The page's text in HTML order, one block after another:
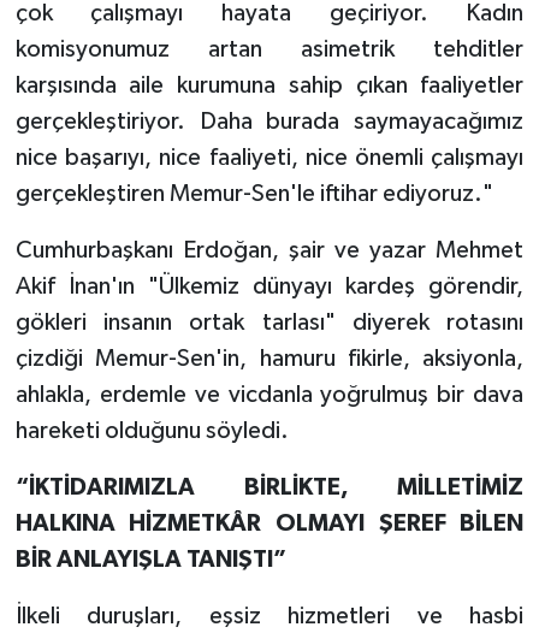
çok çalışmayı hayata geçiriyor. Kadın
komisyonumuz artan asimetrik tehditler
karşısında aile kurumuna sahip çıkan faaliyetler
gerçekleştiriyor. Daha burada saymayacağımız
nice başarıyı, nice faaliyeti, nice önemli çalışmayı
gerçekleştiren Memur-Sen'le iftihar ediyoruz."
Cumhurbaşkanı Erdoğan, şair ve yazar Mehmet
Akif İnan'ın "Ülkemiz dünyayı kardeş görendir,
gökleri insanın ortak tarlası" diyerek rotasını
çizdiği Memur-Sen'in, hamuru fikirle, aksiyonla,
ahlakla, erdemle ve vicdanla yoğrulmuş bir dava
hareketi olduğunu söyledi.
“İKTİDARIMIZLA BİRLİKTE, MİLLETİMİZ
HALKINA HİZMETKÂR OLMAYI ŞEREF BİLEN
BİR ANLAYIŞLA TANIŞTI”
İlkeli duruşları, eşsiz hizmetleri ve hasbi